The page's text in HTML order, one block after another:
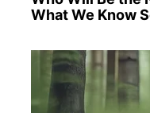
What We Know